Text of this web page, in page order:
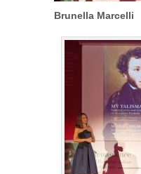
Brunella Marcelli